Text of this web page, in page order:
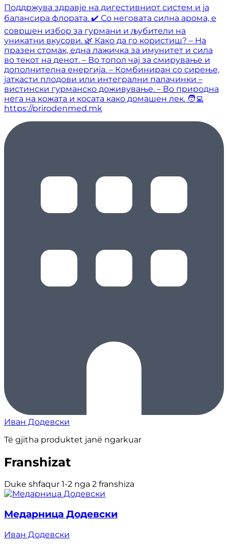
Поддржува здравје на дигестивниот систем и ја
балансира флората. ✔️ Со неговата силна арома, е
совршен избор за гурмани и љубители на
уникатни вкусови. 🌿 Како да го користиш? – На
празен стомак, една лажичка за имунитет и сила
во текот на денот. – Во топол чај за смирување и
дополнителна енергија. – Комбиниран со сирење,
јаткасти плодови или интегрални палачинки –
вистински гурманско доживување. – Во природна
нега на кожата и косата како домашен лек. 🧑‍💻
https://prirodenmed.mk
Иван Додевски
Të gjitha produktet janë ngarkuar
Franshizat
Duke shfaqur 1-2 nga 2 franshiza
Медарница Додевски
Иван Додевски